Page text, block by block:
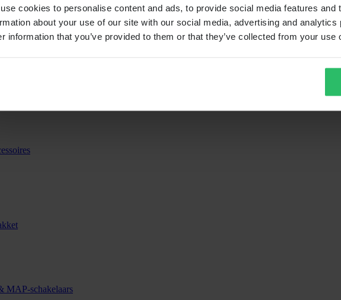
cookies to personalise content and ads, to provide social media features
about your use of our site with our social media, advertising and
information that you’ve provided to them or that they’ve collected from your use
Accessoires
MAP-schakelaars